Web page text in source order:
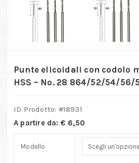
Punte elicoidali con codolo
HSS – No. 28 864/52/54/56/
ID Prodotto: #18931
A partire da: € 6,50
Modello